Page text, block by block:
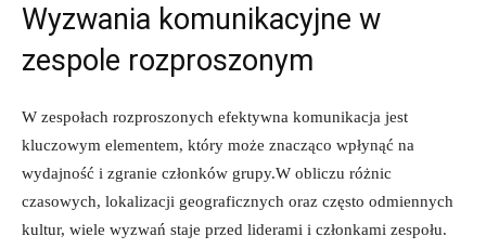
Wyzwania komunikacyjne w
zespole rozproszonym
W zespołach rozproszonych efektywna komunikacja jest
kluczowym elementem, który może znacząco wpłynąć na
wydajność i zgranie‌ członków grupy.W obliczu różnic
czasowych, lokalizacji⁣ geograficznych oraz często odmiennych
kultur, wiele wyzwań staje przed liderami i członkami zespołu.